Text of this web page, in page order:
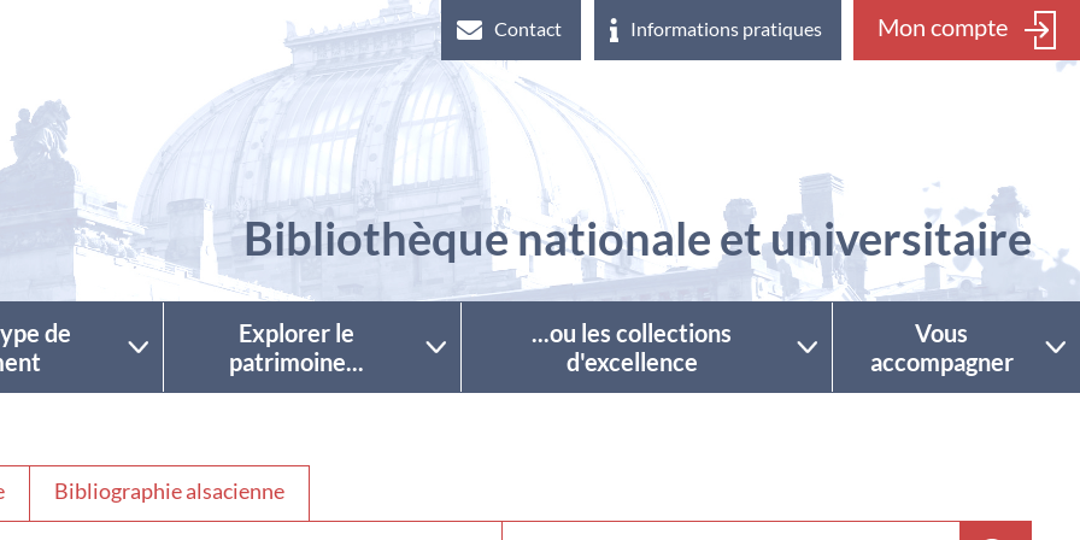
Contact Informations pratiques Mon compte
Bibliothèque nationale et universitaire
de
Explorer le
patrimoine...
...ou les collections
d'excellence
Vous
accompagner
Bibliographie alsacienne